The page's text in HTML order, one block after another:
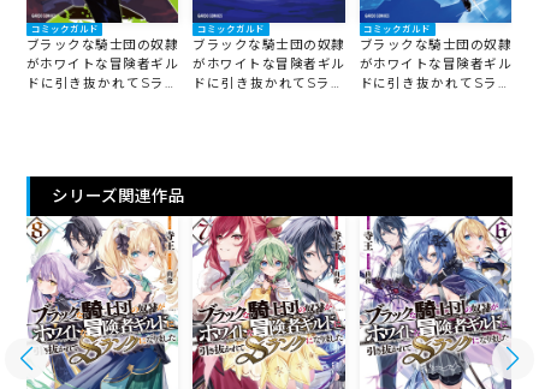
コミックガルド
ブラックな騎士団の奴隷
がホワイトな冒険者ギル
ドに引き抜かれてSラン
コミックガルド
ブラックな騎士団の奴隷
がホワイトな冒険者ギル
ドに引き抜かれてSラン
コミックガルド
ブラックな騎士団の奴隷
がホワイトな冒険者ギル
ドに引き抜かれてSラン
シリーズ関連作品